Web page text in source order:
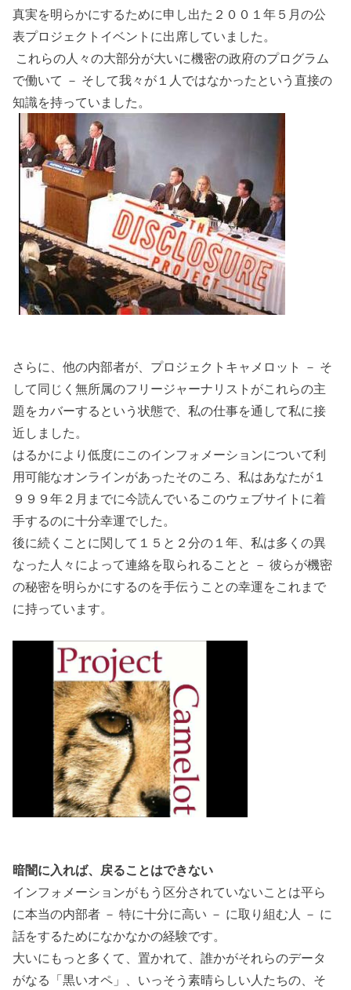
真実を明らかにするために申し出た２００１年５月の公
表プロジェクトイベントに出席していました。
これらの人々の大部分が大いに機密の政府のプログラム
で働いて － そして我々が１人ではなかったという直接の
知識を持っていました。
さらに、他の内部者が、プロジェクトキャメロット － そ
して同じく無所属のフリージャーナリストがこれらの主
題をカバーするという状態で、私の仕事を通して私に接
近しました。
はるかにより低度にこのインフォメーションについて利
用可能なオンラインがあったそのころ、私はあなたが１
９９９年２月までに今読んでいるこのウェブサイトに着
手するのに十分幸運でした。
後に続くことに関して１５と２分の１年、私は多くの異
なった人々によって連絡を取られることと － 彼らが機密
の秘密を明らかにするのを手伝うことの幸運をこれまで
に持っています。
暗闇に入れば、戻ることはできない
インフォメーションがもう区分されていないことは平ら
に本当の内部者 － 特に十分に高い － に取り組む人 － に
話をするためになかなかの経験です。
大いにもっと多くて、置かれて、誰かがそれらのデータ
がなる「黒いオペ」、いっそう素晴らしい人たちの、そ